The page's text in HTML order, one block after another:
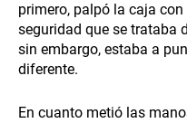
primero, palpó la caja
seguridad que se trataba
sin embargo, estaba a
diferente.
En cuanto metió las